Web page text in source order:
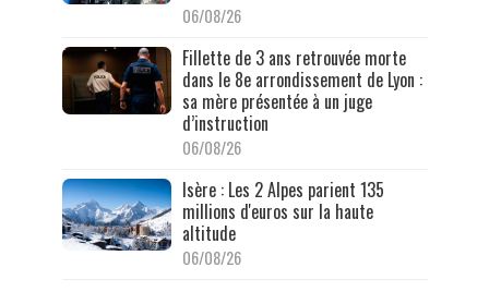
06/08/26
Fillette de 3 ans retrouvée morte
dans le 8e arrondissement de Lyon :
sa mère présentée à un juge
d’instruction
06/08/26
Isère : Les 2 Alpes parient 135
millions d'euros sur la haute
altitude
06/08/26